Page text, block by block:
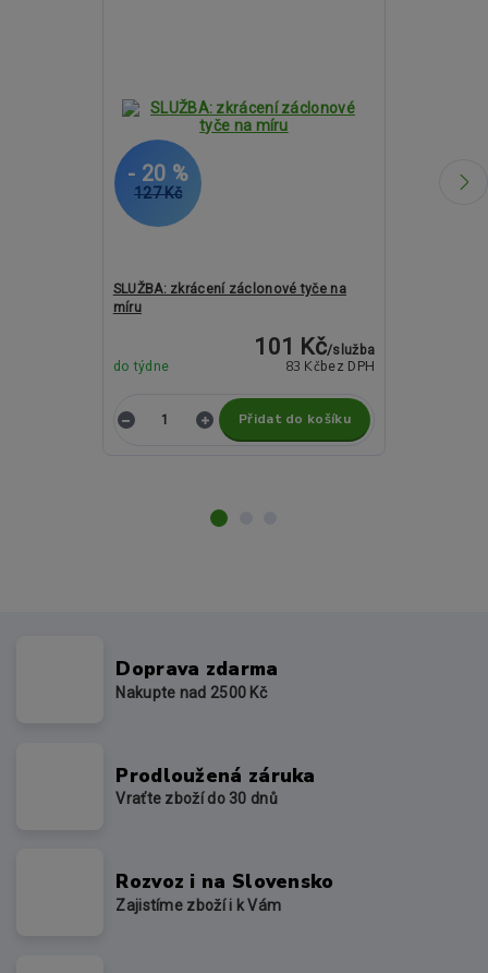
127 Kč
- 20 %
SLUŽBA: zkrácení záclonové tyče na
míru
101 Kč/služba
83 Kč bez DPH
do týdne
Přidat do košíku
3 168 Kč
- 16 %
Doprava zdarma
Nakupte nad 2500 Kč
Prodloužená záruka
Vraťte zboží do 30 dnů
Rozvoz i na Slovensko
Zajistíme zboží i k Vám